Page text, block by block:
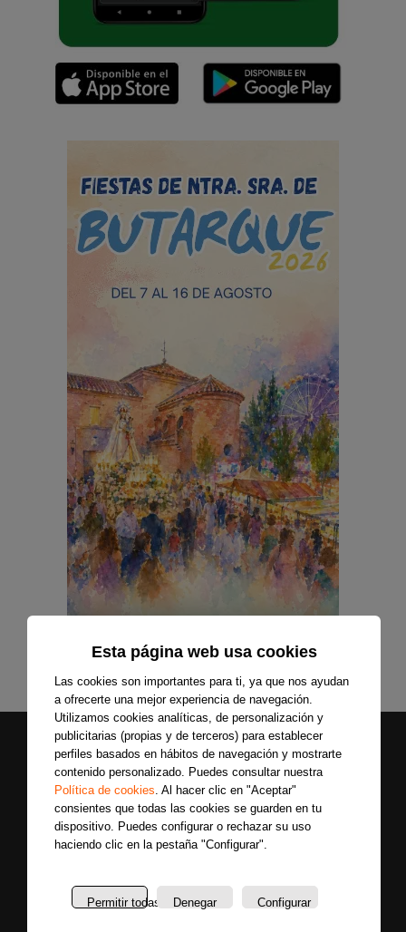
Esta página web usa cookies
Las cookies son importantes para ti, ya que nos ayudan
a ofrecerte una mejor experiencia de navegación.
Utilizamos cookies analíticas, de personalización y
publicitarias (propias y de terceros) para establecer
perfiles basados en hábitos de navegación y mostrarte
contenido personalizado. Puedes consultar nuestra
Política de cookies. Al hacer clic en "Aceptar"
consientes que todas las cookies se guarden en tu
dispositivo. Puedes configurar o rechazar su uso
haciendo clic en la pestaña "Configurar".
Permitir todas Denegar Configurar
Últimas
noticias
nosotros
La
Síguenos
Únete a nuestras